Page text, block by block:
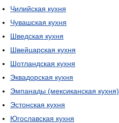
Чилийская кухня
Чувашская кухня
Шведская кухня
Швейцарская кухня
Шотландская кухня
Эквадорская кухня
Эмпанады (мексиканская кухня)
Эстонская кухня
Югославская кухня